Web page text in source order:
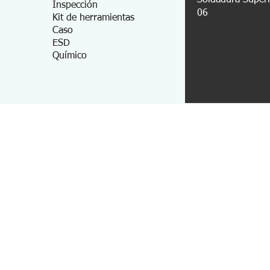
Inspección
Kit de herramientas
Caso
ESD
Químico
06